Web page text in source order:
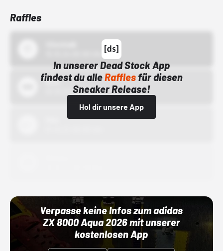
Raffles
In unserer Dead Stock App
findest du alleRafflesfür diesen
Sneaker Release!
Hol dir unsere App
Bstn
01.10.22 00:00 Uhr
Verpasse keine Infos zum adidas
ZX 8000 Aqua 2026 mit unserer
kostenlosen App